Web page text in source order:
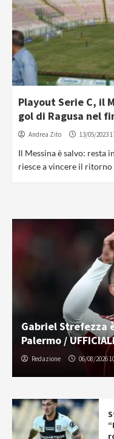
Playout Serie C, il
gol di Ragusa nel
Andrea Zito 13/05/2023
Il Messina è salvo: resta
riesce a vincere il ritorno
Gabriel Strefezza
Palermo /
Redazione 06/08/2026